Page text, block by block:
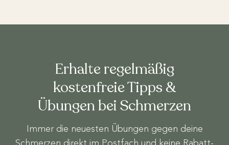
Erhalte regelmäßig
kostenfreie Tipps &
Übungen bei Schmerzen
Immer die neuesten Übungen gegen deine